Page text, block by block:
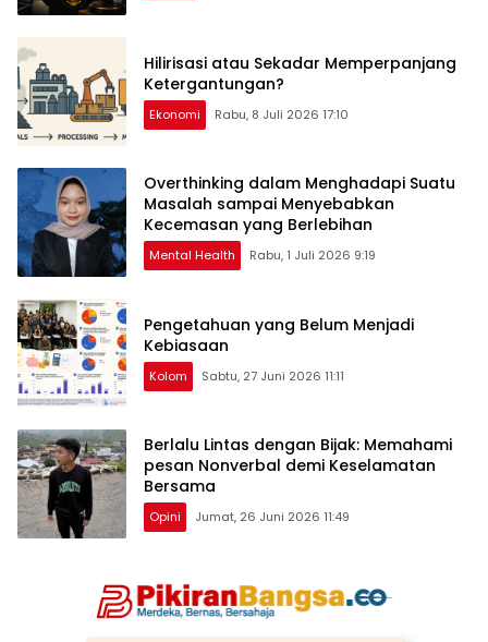
Hilirisasi atau Sekadar Memperpanjang
Ketergantungan?
Ekonomi Rabu, 8 Juli 2026 17:10
Overthinking dalam Menghadapi Suatu
Masalah sampai Menyebabkan
Kecemasan yang Berlebihan
Mental Health Rabu, 1 Juli 2026 9:19
Pengetahuan yang Belum Menjadi
Kebiasaan
Kolom Sabtu, 27 Juni 2026 11:11
Berlalu Lintas dengan Bijak: Memahami
pesan Nonverbal demi Keselamatan
Bersama
Opini Jumat, 26 Juni 2026 11:49